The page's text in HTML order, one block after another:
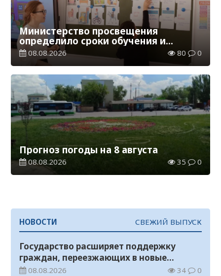
Министерство просвещения
определило сроки обучения и
каникул на 2026-2027 учебный год
08.08.2026 80 0
Прогноз погоды на 8 августа
08.08.2026 35 0
НОВОСТИ СВЕЖИЙ ВЫПУСК
Государство расширяет поддержку
граждан, переезжающих в новые
регионы для работы
08.08.2026 34 0